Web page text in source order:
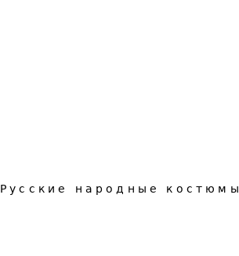
Русские народные костюмы